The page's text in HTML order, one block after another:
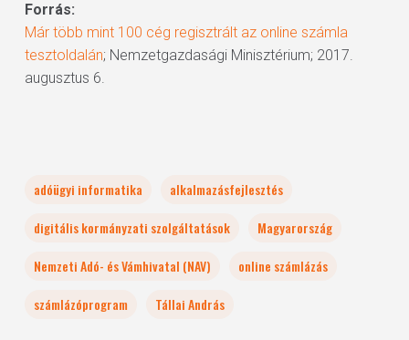
Forrás:
Már több mint 100 cég regisztrált az online számla
tesztoldalán; Nemzetgazdasági Minisztérium; 2017.
augusztus 6.
adóügyi informatika
alkalmazásfejlesztés
digitális kormányzati szolgáltatások
Magyarország
Nemzeti Adó- és Vámhivatal (NAV)
online számlázás
számlázóprogram
Tállai András